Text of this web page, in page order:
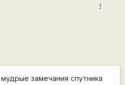
more_vert
замечания спутника